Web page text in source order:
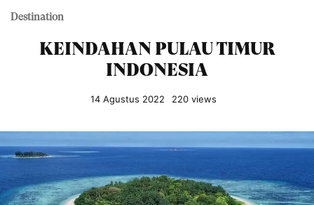
Destination
KEINDAHAN PULAU TIMUR
INDONESIA
14 Agustus 2022 220 views